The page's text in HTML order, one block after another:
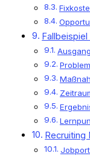
Problem
Recruiting